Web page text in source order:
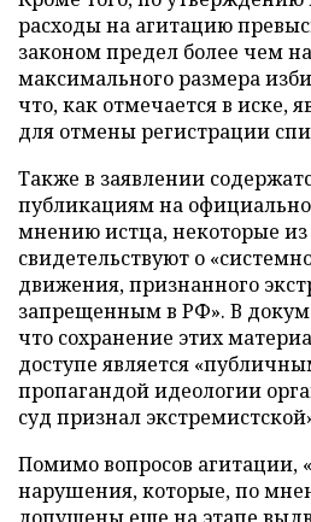
расходы на агитацию
законом предел более чем
максимального размера
что, как отмечается в иске,
для отмены регистрации
Также в заявлении
публикациям на
мнению истца, некоторые
свидетельствуют о
движения, признанного
запрещенным в РФ». В
что сохранение этих
доступе является
пропагандой идеологии
суд признал
Помимо вопросов агитации,
нарушения, которые, по